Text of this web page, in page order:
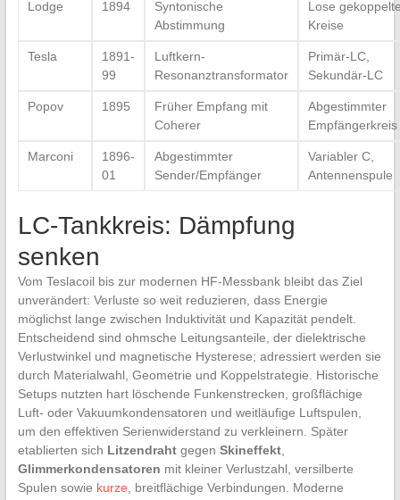
Lodge 1894
Syntonische
Abstimmung
Lose
Kreise
Tesla
1891-
99
Luftkern-
Resonanztransformator
Primär-LC,
Sekundär-LC
Popov 1895
Früher Empfang mit
Coherer
Abgestimmter
Empfängerkreis
Marconi
1896-
01
Abgestimmter
Sender/Empfänger
Variabler‍ C,
Antennenspule
LC-Tankkreis: Dämpfung⁣
senken
Vom Teslacoil bis⁢ zur modernen ‍HF-Messbank​ bleibt ‍das ⁤Ziel
⁢unverändert: Verluste so weit reduzieren, dass Energie
möglichst lange zwischen Induktivität und Kapazität​ pendelt.
Entscheidend sind ohmsche‍ Leitungsanteile, der ⁢dielektrische
Verlustwinkel und magnetische Hysterese; adressiert werden sie
durch Materialwahl, Geometrie und Koppelstrategie.⁣ Historische
Setups nutzten ‍hart‌ löschende Funkenstrecken, großflächige‌
Luft- oder Vakuumkondensatoren und weitläufige ⁣Luftspulen,
um den⁣ effektiven Serienwiderstand zu ⁣verkleinern.⁤ Später
etablierten sich Litzendraht‍gegen‍ Skineffekt,
Glimmerkondensatoren mit ⁢kleiner Verlustzahl,⁢ versilberte
Spulen ‍sowie​ kurze , breitflächige Verbindungen. ⁢Moderne